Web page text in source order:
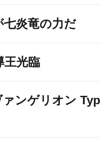
炎竜の力だ
王光臨
ンゲリオン